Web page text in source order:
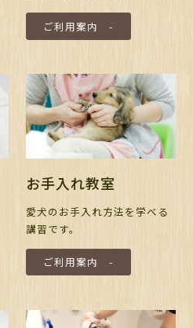
ご利用案内 -
お手入れ教室
愛犬のお手入れ方法を学べる
講習です。
ご利用案内 -